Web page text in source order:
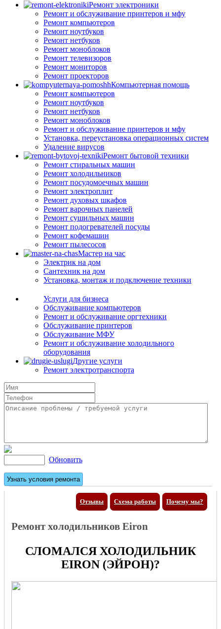
Ремонт электроники
Ремонт и обслуживание принтеров и мфу
Ремонт компьютеров
Ремонт ноутбуков
Ремонт нетбуков
Ремонт моноблоков
Ремонт телевизоров
Ремонт мониторов
Ремонт проекторов
Компьютерная помощь
Ремонт компьютеров
Ремонт ноутбуков
Ремонт нетбуков
Ремонт моноблоков
Ремонт и обслуживание принтеров и мфу
Установка, переустановка операционных систем
Удаление вирусов
Ремонт бытовой техники
Ремонт стиральных машин
Ремонт холодильников
Ремонт посудомоечных машин
Ремонт электроплит
Ремонт духовых шкафов
Ремонт варочных панелей
Ремонт сушильных машин
Ремонт подогревателей посуды
Ремонт кофемашин
Ремонт пылесосов
Мастер на час
Электрик на дом
Сантехник на дом
Установка, монтаж и подключение техники
Услуги для бизнеса
Обслуживание компьютеров
Ремонт и обслуживание оргтехники
Обслуживание принтеров
Обслуживание МФУ
Ремонт и обслуживание холодильного
оборудования
Другие услуги
Ремонт электротранспорта
Обновить
Отзывы Почему мы?
Схема работы
Ремонт холодильников Eiron
СЛОМАЛСЯ ХОЛОДИЛЬНИК
EIRON (ЭЙРОН)?